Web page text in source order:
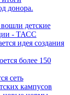
донора.
детские
- ТАСС
идея создания
более 150
сеть
кампусов